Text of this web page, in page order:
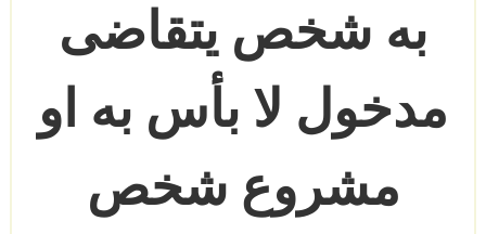
به شخص يتقاضى
مدخول لا بأس به او
مشروع شخص